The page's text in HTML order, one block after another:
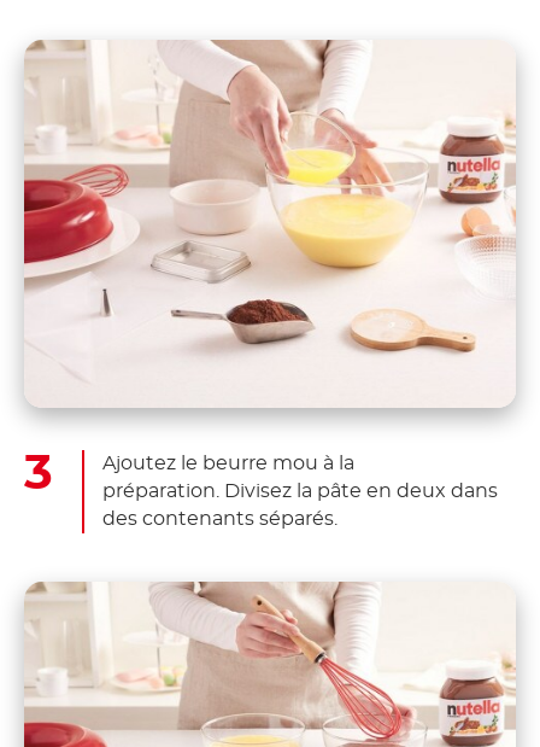
Ajoutez le beurre mou à la
préparation. Divisez la pâte en deux dans
des contenants séparés.